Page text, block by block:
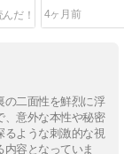
4ヶ月前
の二面性を鮮烈に浮
、意外な本性や秘密
るような刺激的な視
容となっていま